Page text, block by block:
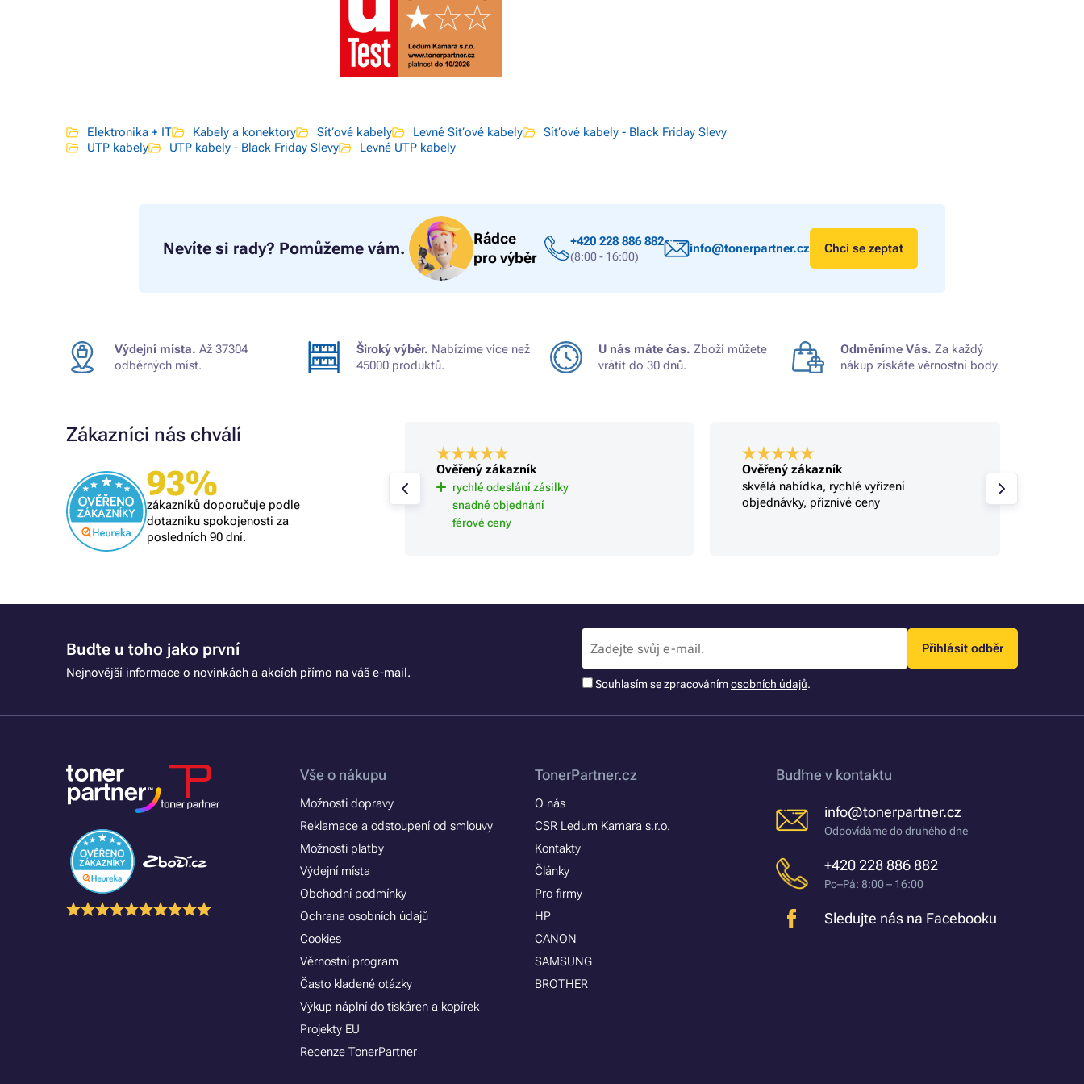
Elektronika + IT Kabely a konektory Síťové kabely Levné Síťové kabely
Síťové kabely - Black Friday Slevy
UTP kabely
UTP kabely - Black Friday Slevy Levné UTP kabely
Nevíte si rady? Pomůžeme vám.
Rádce
pro výběr
+420 228 886 882
(8:00 - 16:00)
info@tonerpartner.cz Chci se zeptat
Výdejní místa. Až 37304
odběrných míst.
Široký výběr. Nabízíme více než
45000 produktů.
U nás máte čas. Zboží můžete
vrátit do 30 dnů.
Odměníme Vás. Za každý
nákup získáte věrnostní body.
Zákazníci nás chválí
93%
zákazníků doporučuje podle
dotazníku spokojenosti za
posledních 90 dní.
Ověřený zákazník
Všechno proběhlo k mé spokojenosti
Ověřený zákazník
rychlé odeslání zásilky
snadné objednání
férové ceny
Ověřený zákazník
skvělá nabídka, rychlé vyřízení
objednávky, příznivé ceny
Buďte u toho jako první
Nejnovější informace o novinkách a akcích přímo na váš e-mail.
Přihlásit odběr
Souhlasím se zpracovánímosobních údajů.
Vše o nákupu
Možnosti dopravy
Reklamace a odstoupení od smlouvy
Možnosti platby
Výdejní místa
Obchodní podmínky
Ochrana osobních údajů
Cookies
Věrnostní program
Často kladené otázky
Výkup náplní do tiskáren a kopírek
Projekty EU
Recenze TonerPartner
TonerPartner.cz
O nás
CSR Ledum Kamara s.r.o.
Kontakty
Články
Pro firmy
HP
CANON
SAMSUNG
BROTHER
Buďme v kontaktu
info@tonerpartner.cz
Odpovídáme do druhého dne
+420 228 886 882
Po–Pá: 8:00 – 16:00
Sledujte nás na Facebooku